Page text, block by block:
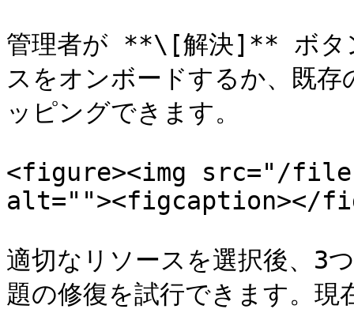
管理者が **\[解決]** ボタ
スをオンボードするか、既
ッピングできます。
<figure><img src="/files/
alt=""><figcaption></
適切なリソースを選択後、3
題の修復を試行できます。現